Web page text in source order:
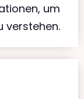
um
verstehen.